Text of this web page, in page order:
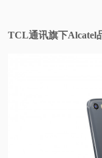
TCL通讯旗下Alcatel